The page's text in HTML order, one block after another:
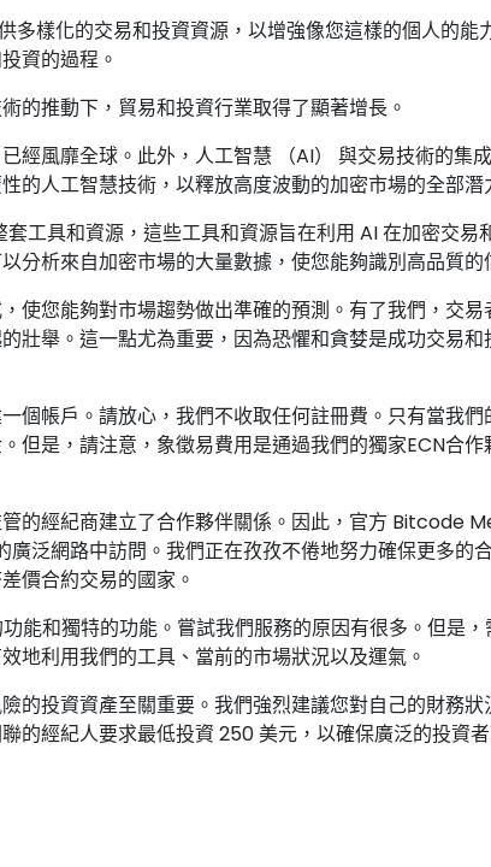
多樣化的交易和投資資源，以增強像您這樣的個人的能
資的過程。
的推動下，貿易和投資行業取得了顯著增長。
經風靡全球。此外，人工智慧 （AI） 與交易技術的集
的人工智慧技術，以釋放高度波動的加密市場的全部潛
工具和資源，這些工具和資源旨在利用 AI 在加密交易
分析來自加密市場的大量數據，使您能夠識別高品質的
使您能夠對市場趨勢做出準確的預測。有了我們，交易
壯舉。這一點尤為重要，因為恐懼和貪婪是成功交易和
個帳戶。請放心，我們不收取任何註冊費。只有當我們
但是，請注意，象徵易費用是通過我們的獨家ECN合作
的經紀商建立了合作夥伴關係。因此，官方 Bitcode
泛網路中訪問。我們正在孜孜不倦地努力確保更多的
價合約交易的國家。
和獨特的功能。嘗試我們服務的原因有很多。但是，
地利用我們的工具、當前的市場狀況以及運氣。
的投資資產至關重要。我們強烈建議您對自己的財務狀
的經紀人要求最低投資 250 美元，以確保廣泛的投資者